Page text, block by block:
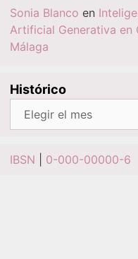
Sonia Blanco en
Artificial Generativa en
Málaga
Histórico
Histórico
IBSN 0-000-00000-6